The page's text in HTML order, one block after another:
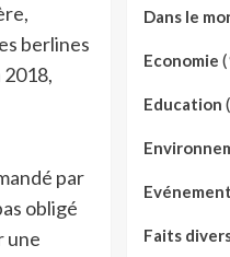
berlines
par
obligé
une
Dans le
Economie
Education
Faits